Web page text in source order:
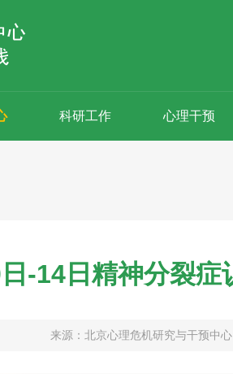
科研工作 心理干预
-14日精神分裂
来源：北京心理危机研究与干预中心